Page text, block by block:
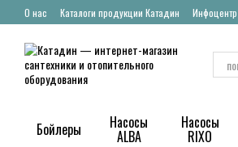
Перейти к основному контенту
О нас Каталоги продукции Катадин Инфоцентр
Бойлеры Насосы
ALBA
Насосы
RIXO